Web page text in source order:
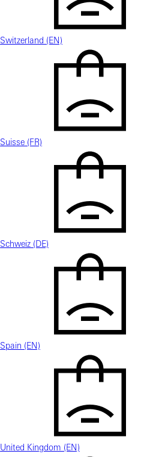
Switzerland (EN)
Suisse (FR)
Schweiz (DE)
Spain (EN)
United Kingdom (EN)